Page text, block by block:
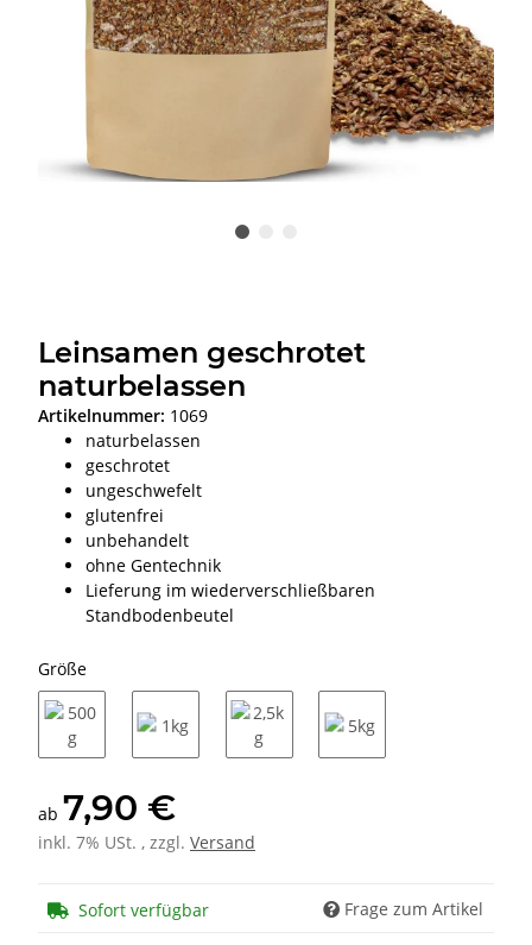
Leinsamen geschrotet
naturbelassen
Artikelnummer: 1069
naturbelassen
geschrotet
ungeschwefelt
glutenfrei
unbehandelt
ohne Gentechnik
Lieferung im wiederverschließbaren
Standbodenbeutel
Größe
ab 7,90 €
inkl. 7% USt. , zzgl. Versand
Sofort verfügbar Frage zum Artikel